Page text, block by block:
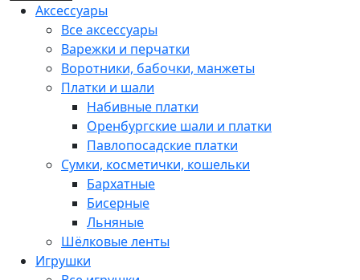
Аксессуары
Все аксессуары
Варежки и перчатки
Воротники, бабочки, манжеты
Платки и шали
Набивные платки
Оренбургские шали и платки
Павлопосадские платки
Сумки, косметички, кошельки
Бархатные
Бисерные
Льняные
Шёлковые ленты
Игрушки